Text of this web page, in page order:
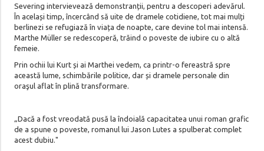
Severing intervievează demonstranții, pentru a descoperi adevărul.
În același timp, încercând să uite de dramele cotidiene, tot mai mulți
berlinezi se refugiază în viața de noapte, care devine tol mai intensă.
Marthe Müller se redescoperă, trăind o poveste de iubire cu o altă
femeie.
Prin ochii lui Kurt și ai Marthei vedem, ca printr-o fereastră spre
această lume, schimbările politice, dar și dramele personale din
oraşul aflat în plină transformare.
„Dacă a fost vreodată pusă la îndoială capacitatea unui roman grafic
de a spune o poveste, romanul lui Jason Lutes a spulberat complet
acest dubiu."